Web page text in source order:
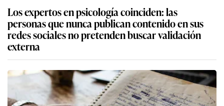
Los expertos en psicología coinciden: las
personas que nunca publican contenido en sus
redes sociales no pretenden buscar validación
externa